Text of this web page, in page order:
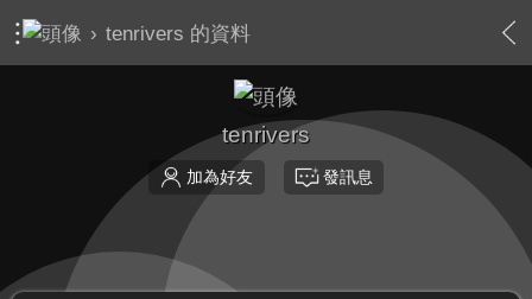
› tenrivers 的資料
tenrivers
加為好友 發訊息